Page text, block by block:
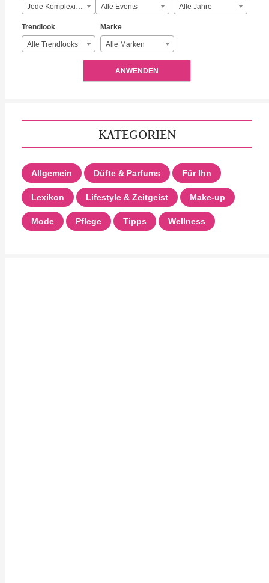
Jede Komplexität Alle Events Alle Jahre
Trendlook
Alle Trendlooks
Marke
Alle Marken
ANWENDEN
KATEGORIEN
Allgemein Düfte & Parfums Für Ihn
Lexikon Lifestyle & Zeitgeist Make-up
Mode Pflege Tipps Wellness